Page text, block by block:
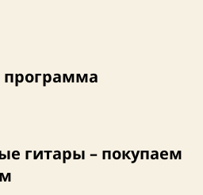
программа
гитары – покупаем